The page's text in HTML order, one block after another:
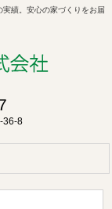
績。安心の家づくりをお届
36-8